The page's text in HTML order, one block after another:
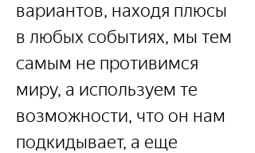
вариантов, находя плюсы
в любых событиях, мы тем
самым не противимся
миру, а используем те
возможности, что он нам
подкидывает, а еще